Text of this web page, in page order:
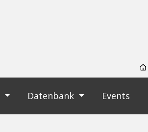
Datenbank Events